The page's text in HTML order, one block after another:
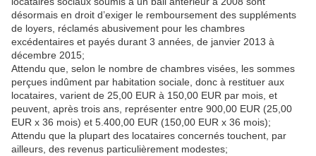
désormais en droit d’exiger le remboursement des suppléments
de loyers, réclamés abusivement pour les chambres
excédentaires et payés durant 3 années, de janvier 2013 à
décembre 2015;
Attendu que, selon le nombre de chambres visées, les sommes
perçues indûment par habitation sociale, donc à restituer aux
locataires, varient de 25,00 EUR à 150,00 EUR par mois, et
peuvent, après trois ans, représenter entre 900,00 EUR (25,00
EUR x 36 mois) et 5.400,00 EUR (150,00 EUR x 36 mois);
Attendu que la plupart des locataires concernés touchent, par
ailleurs, des revenus particulièrement modestes;